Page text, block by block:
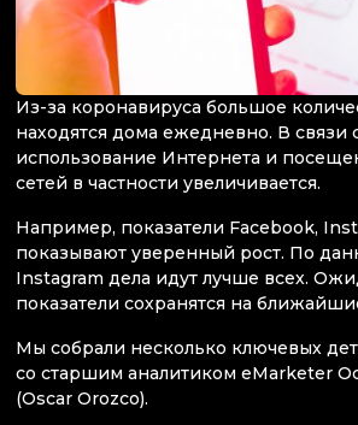
Из-за коронавируса большое
находятся дома ежедневно. В связи
использование Интернета и
сетей в частности увеличивается.
Например, показатели Facebook,
показывают уверенный рост. По
Instagram дела идут лучше всех.
показатели сохранятся на
Мы собрали несколько ключевых
со старшим аналитиком eMarketer
(Oscar Orozco).